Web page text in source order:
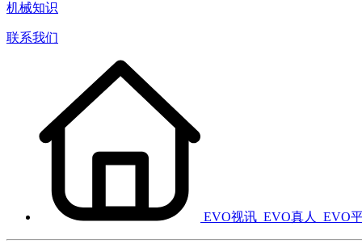
机械知识
联系我们
EVO视讯_EVO真人_EVO